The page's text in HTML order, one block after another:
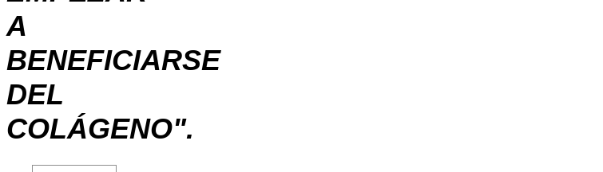
A
BENEFICIARSE
DEL
COLÁGENO".